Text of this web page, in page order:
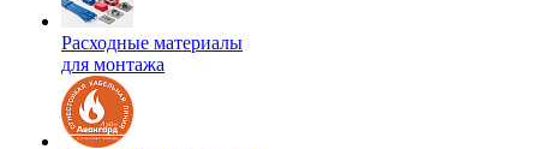
Расходные материалы
для монтажа